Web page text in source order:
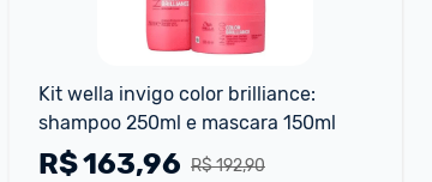
Kit wella invigo color brilliance:
shampoo 250ml e mascara 150ml
R$ 192,90
R$163,96